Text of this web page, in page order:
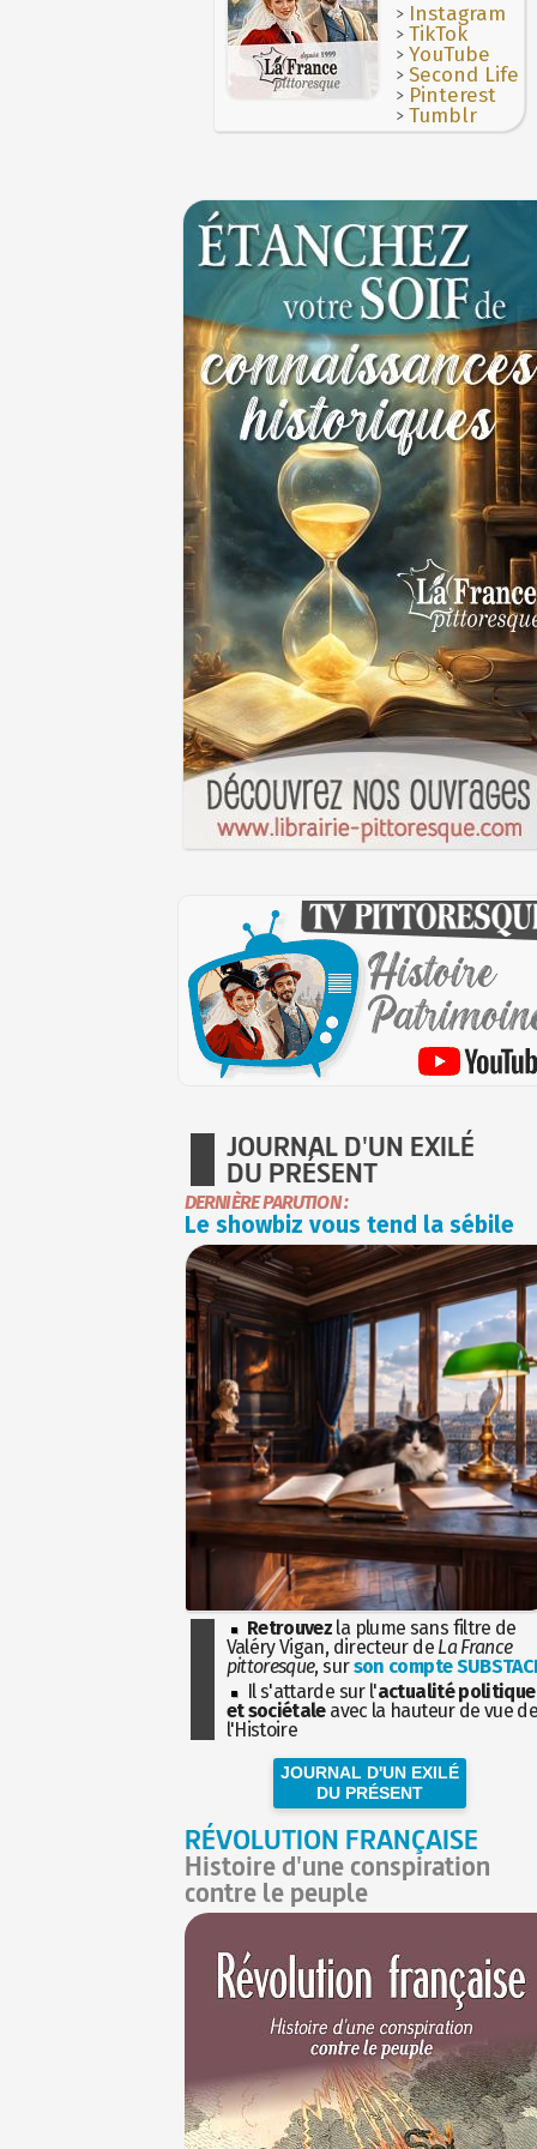
JOURNAL D'UN EXILÉ
DU PRÉSENT
DERNIÈRE PARUTION :
Le showbiz vous tend la sébile
Retrouvez la plume sans filtre de
Valéry Vigan, directeur de La France
pittoresque, surson compte
Il s'attarde sur l'actualité politique
et sociétaleavec la hauteur de vue
l'Histoire
JOURNAL D'UN EXILÉ
DU PRÉSENT
RÉVOLUTION FRANÇAISE
Histoire d'une conspiration
contre le peuple
Le masque de l'ingérence ou le peuple
> Instagram
>TikTok
>YouTube
>Second Life
> Pinterest
>Tumblr